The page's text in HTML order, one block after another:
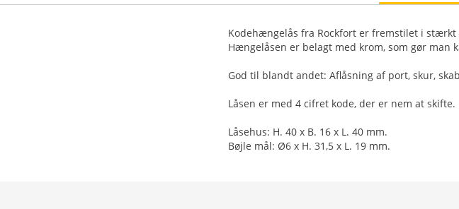
Kodehængelås fra Rockfort er fremstilet i stærkt
Hængelåsen er belagt med krom, som gør man
God til blandt andet: Aflåsning af port, skur,
Låsen er med 4 cifret kode, der er nem at skifte.
Låsehus: H. 40 x B. 16 x L. 40 mm.
Bøjle mål: Ø6 x H. 31,5 x L. 19 mm.